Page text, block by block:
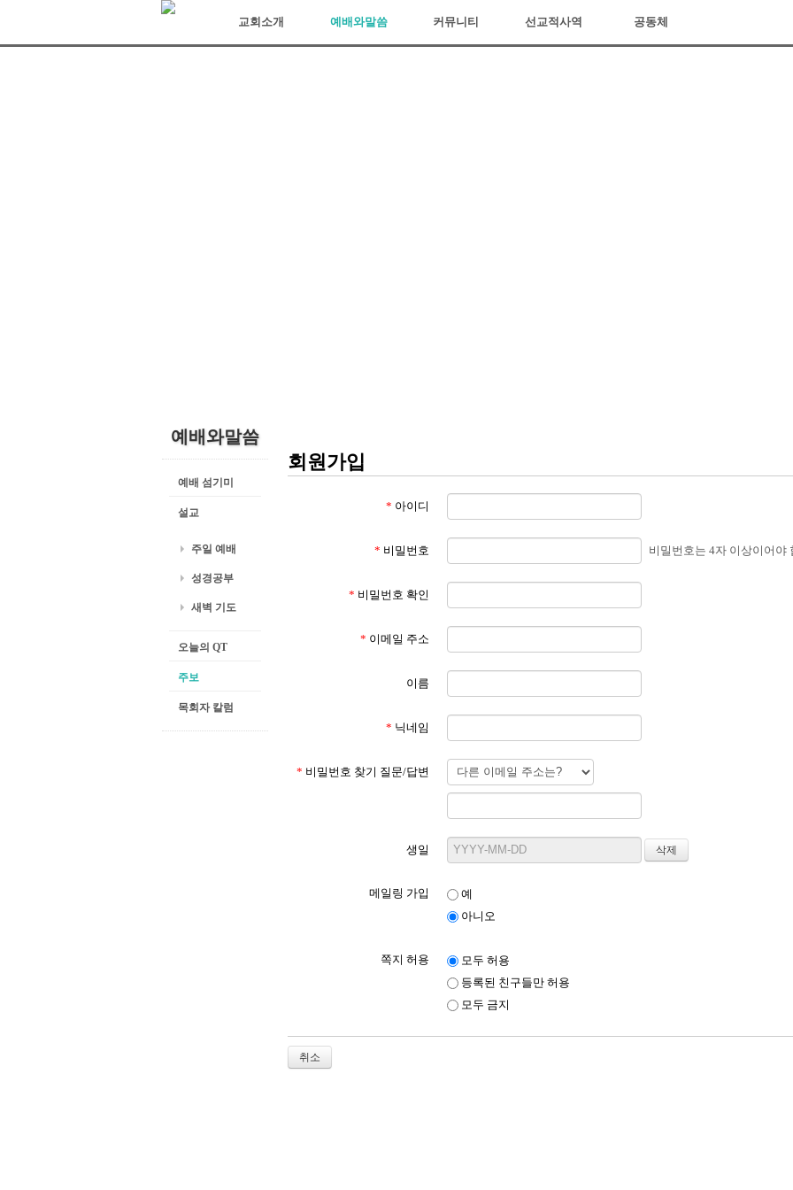
교회소개 예배와말씀 커뮤니티 선교적사역 공동체
예배와말씀
예배 섬기미
설교
주일 예배
성경공부
새벽 기도
오늘의 QT
주보
목회자 칼럼
회원가입
* 아이디
* 비밀번호 비밀번호는 4자 이상이어야
* 비밀번호 확인
* 이메일 주소
이름
* 닉네임
* 비밀번호 찾기 질문/답변
생일
메일링 가입
예
아니오
쪽지 허용
모두 허용
등록된 친구들만 허용
모두 금지
취소